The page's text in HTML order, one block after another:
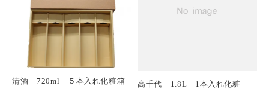
清酒 720ml ５本入れ化粧箱
高千代 1.8L 1本入れ化粧